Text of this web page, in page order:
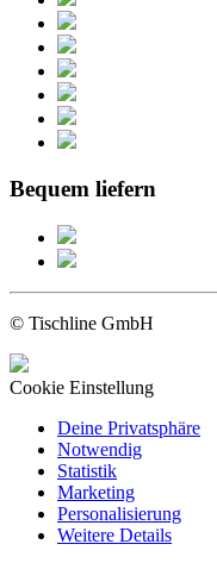
Bequem liefern
© Tischline GmbH
Cookie Einstellung
Deine Privatsphäre
Notwendig
Statistik
Marketing
Personalisierung
Weitere Details